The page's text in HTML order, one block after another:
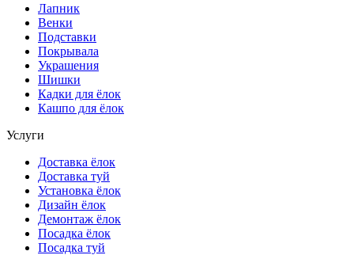
Лапник
Венки
Подставки
Покрывала
Украшения
Шишки
Кадки для ёлок
Кашпо для ёлок
Услуги
Доставка ёлок
Доставка туй
Установка ёлок
Дизайн ёлок
Демонтаж ёлок
Посадка ёлок
Посадка туй